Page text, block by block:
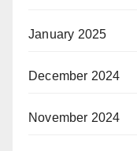
January 2025
December 2024
November 2024